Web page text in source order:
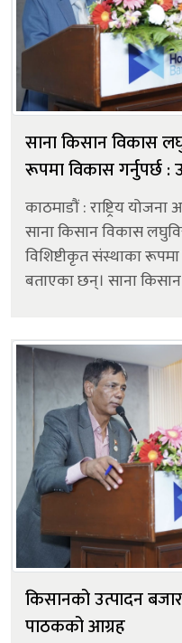
साना किसान विकास
रूपमा विकास गर्नुपर्छ :
काठमाडौं : राष्ट्रिय
साना किसान विकास
विशिष्टीकृत संस्थाका
बताएका छन्। साना किसान विकास लघुवित्त वित्तीय संस्था
किसानको उत्पादन
पाठकको आग्रह